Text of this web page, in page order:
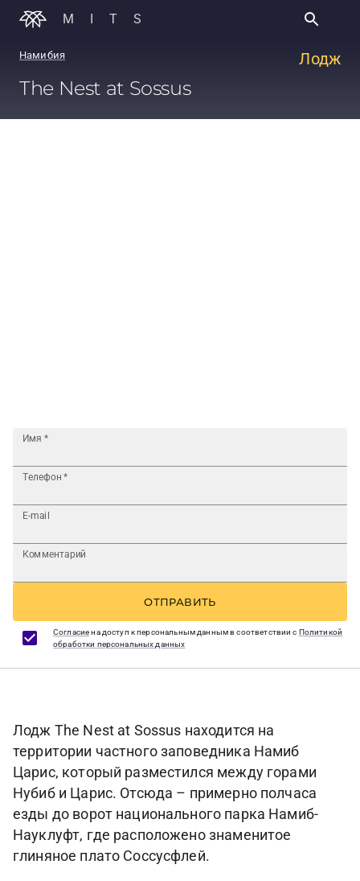
MITS
Лодж
Намибия
The Nest at Sossus
Имя *
Телефон *
E-mail
Комментарий
ОТПРАВИТЬ
Согласиена доступ к персональным данным в соответствии с Политикой
обработки персональных данных
Лодж The Nest at Sossus находится на
территории частного заповедника Намиб
Царис, который разместился между горами
Нубиб и Царис. Отсюда – примерно полчаса
езды до ворот национального парка Намиб-
Науклуфт, где расположено знаменитое
глиняное плато Соссусфлей.